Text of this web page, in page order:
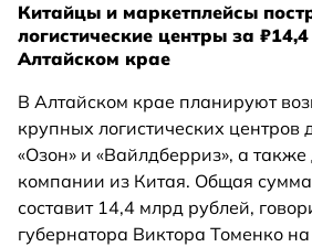
Китайцы и маркетплейсы
логистические центры за
Алтайском крае
В Алтайском крае планируют
крупных логистических центров
«Озон» и «Вайлдберриз», а
компании из Китая. Общая сумма
составит 14,4 млрд рублей,
губернатора Виктора Томенко